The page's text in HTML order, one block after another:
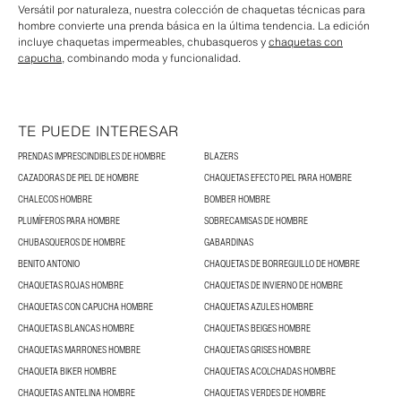
Versátil por naturaleza, nuestra colección de chaquetas técnicas para
hombre convierte una prenda básica en la última tendencia. La edición
incluye chaquetas impermeables, chubasqueros ychaquetas con
capucha, combinando moda y funcionalidad.
TE PUEDE INTERESAR
PRENDAS IMPRESCINDIBLES DE HOMBRE
BLAZERS
CAZADORAS DE PIEL DE HOMBRE
CHAQUETAS EFECTO PIEL PARA HOMBRE
CHALECOS HOMBRE
BOMBER HOMBRE
PLUMÍFEROS PARA HOMBRE
SOBRECAMISAS DE HOMBRE
CHUBASQUEROS DE HOMBRE
GABARDINAS
BENITO ANTONIO
CHAQUETAS DE BORREGUILLO DE HOMBRE
CHAQUETAS ROJAS HOMBRE
CHAQUETAS DE INVIERNO DE HOMBRE
CHAQUETAS CON CAPUCHA HOMBRE
CHAQUETAS AZULES HOMBRE
CHAQUETAS BLANCAS HOMBRE
CHAQUETAS BEIGES HOMBRE
CHAQUETAS MARRONES HOMBRE
CHAQUETAS GRISES HOMBRE
CHAQUETA BIKER HOMBRE
CHAQUETAS ACOLCHADAS HOMBRE
CHAQUETAS ANTELINA HOMBRE
CHAQUETAS VERDES DE HOMBRE